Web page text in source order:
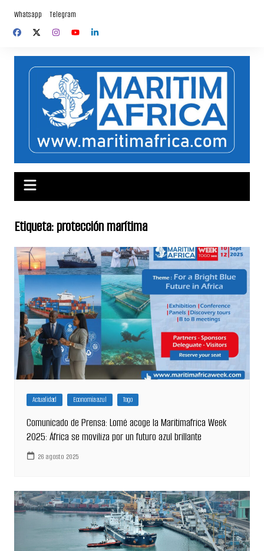
contenido
Whatsapp Telegram
Etiqueta:protección marítima
Actualidad Economía azul Togo
Comunicado de Prensa: Lomé acoge la Maritimafrica Week
2025: África se moviliza por un futuro azul brillante
26 agosto 2025